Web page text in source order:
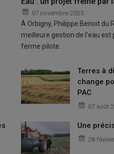
07 novembre 2025
À Orbigny, Philippe Benoit du
meilleure gestion de l’eau
ferme pilote.
Terres à
change
PAC
07 août
Une
28